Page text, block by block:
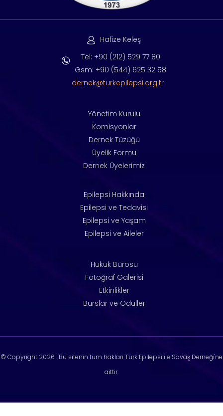
Hafize Keleş
Tel: +90 (212) 529 77 80
Gsm: +90 (544) 625 32 58
dernek@turkepilepsi.org.tr
Yönetim Kurulu
Komisyonlar
Dernek Tüzüğü
Üyelik Formu
Dernek Üyelerimiz
Epilepsi Hakkında
Epilepsi ve Tedavisi
Epilepsi ve Yaşam
Epilepsi ve Aileler
Hukuk Bürosu
Fotoğraf Galerisi
Etkinlikler
Burslar ve Ödüller
© Copyright 2026 . Bu sitenin tüm hakları Türk Epilepsi ile Savaş Derneği'ne
aittir.